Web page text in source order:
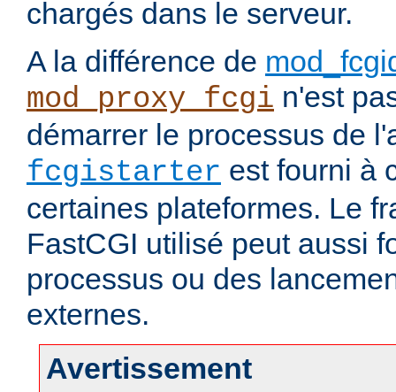
chargés dans le serveur.
A la différence de
mod_proxy_fcgi n'est
démarrer le processus de
fcgistarter est fourni à
certaines plateformes. Le
FastCGI utilisé peut aussi
processus ou des
externes.
Avertissement